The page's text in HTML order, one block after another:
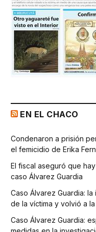
EN EL CHACO
Condenaron a prisión
el femicidio de Erika
El fiscal aseguró que
caso Álvarez Guardia
Caso Álvarez Guardia:
de la víctima y volvió a la
Caso Álvarez Guardia: